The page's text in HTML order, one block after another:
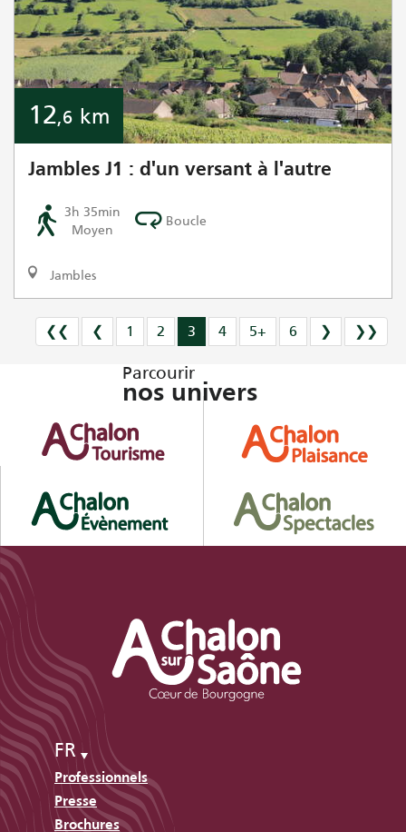
12,6 km
Jambles J1 : d'un versant à l'autre
3h 35min
Moyen
Boucle
Jambles
❮❮ ❮ 1 2 3 4 5+ 6 ❯ ❯❯
Parcourir
nos univers
FR
Professionnels
Presse
Brochures